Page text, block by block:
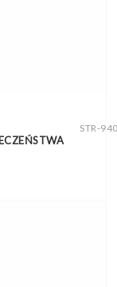
STR-